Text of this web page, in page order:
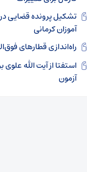
تشکیل پرونده قضایی
آموزان کرمانی
راه‌اندازی قطارهای
استفتا از آیت الله
آزمون